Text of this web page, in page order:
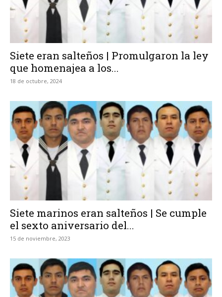
Siete eran salteños | Promulgaron la ley
que homenajea a los...
18 de octubre, 2024
Siete marinos eran salteños | Se cumple
el sexto aniversario del...
15 de noviembre, 2023